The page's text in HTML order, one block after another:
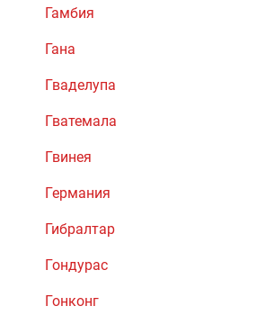
Гамбия
Гана
Гваделупа
Гватемала
Гвинея
Германия
Гибралтар
Гондурас
Гонконг